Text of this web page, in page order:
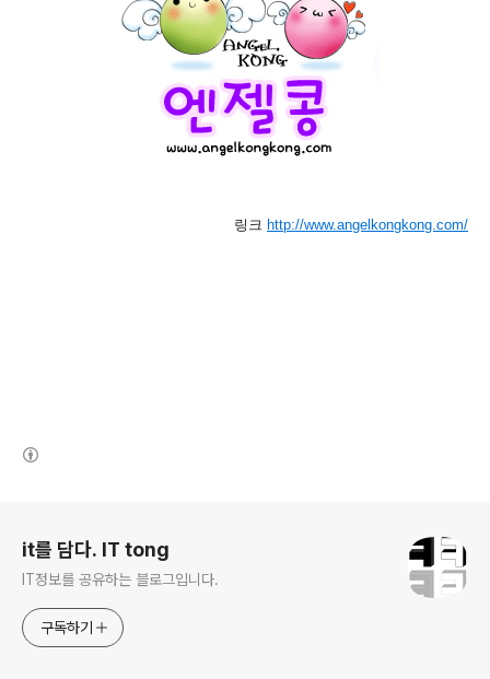
링크 http://www.angelkongkong.com/
it를 담다. IT tong
IT정보를 공유하는 블로그입니다.
구독하기